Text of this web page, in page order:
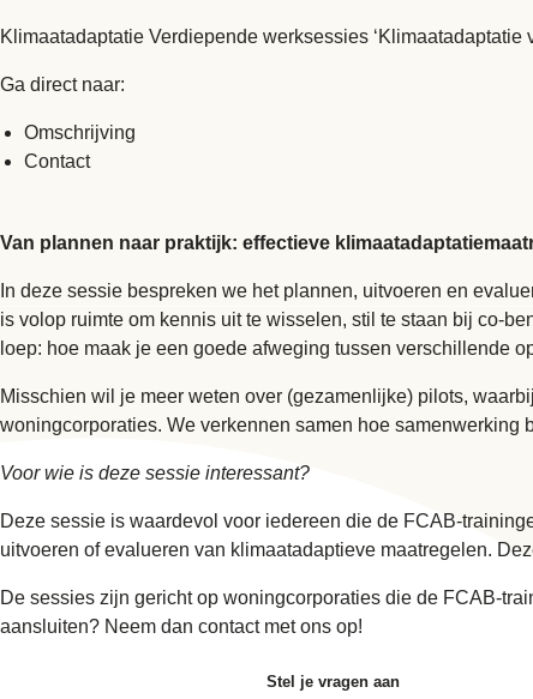
Klimaatadaptatie Verdiepende werksessies ‘Klimaatadaptatie
Ga direct naar:
Omschrijving
Contact
Van plannen naar praktijk: effectieve
In deze sessie bespreken we het plannen, uitvoeren en
is volop ruimte om kennis uit te wisselen, stil te staan bij co-
loep: hoe maak je een goede afweging tussen verschillende
Misschien wil je meer weten over (gezamenlijke) pilots,
woningcorporaties. We verkennen samen hoe samenwerking
Voor wie is deze sessie interessant?
Deze sessie is waardevol voor iedereen die de FCAB-
uitvoeren of evalueren van klimaatadaptieve maatregelen.
De sessies zijn gericht op woningcorporaties die de FCAB-
aansluiten? Neem dan contact met ons op!
Stel je vragen aan